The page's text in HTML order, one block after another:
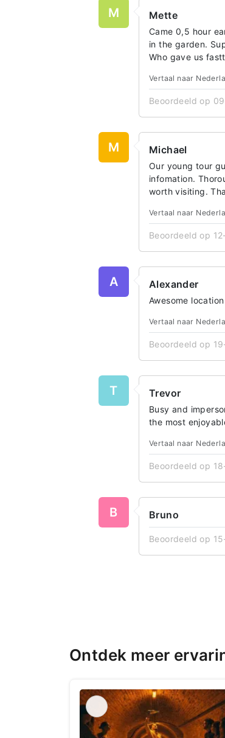
M Mette
Came 0,5 hour
in the garden.
Who gave us
Vertaal naar
Beoordeeld op
M Michael
Our young tour
infomation.
worth visiting.
Vertaal naar
Beoordeeld op
A Alexander
Awesome
Vertaal naar
Beoordeeld op
T Trevor
Busy and
the most
Vertaal naar
Beoordeeld op
B Bruno
Beoordeeld op
Ontdek meer